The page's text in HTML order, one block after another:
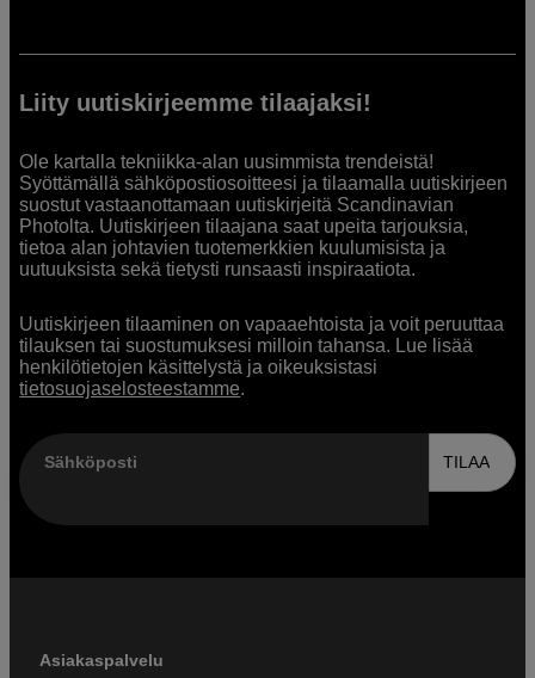
Liity uutiskirjeemme tilaajaksi!
Ole kartalla tekniikka-alan uusimmista trendeistä!
Syöttämällä sähköpostiosoitteesi ja tilaamalla uutiskirjeen
suostut vastaanottamaan uutiskirjeitä Scandinavian
Photolta. Uutiskirjeen tilaajana saat upeita tarjouksia,
tietoa alan johtavien tuotemerkkien kuulumisista ja
uutuuksista sekä tietysti runsaasti inspiraatiota.
Uutiskirjeen tilaaminen on vapaaehtoista ja voit peruuttaa
tilauksen tai suostumuksesi milloin tahansa. Lue lisää
henkilötietojen käsittelystä ja oikeuksistasi
tietosuojaselosteestamme.
Sähköposti TILAA
Asiakaspalvelu